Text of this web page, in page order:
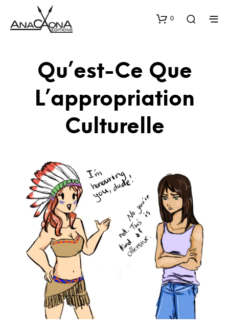
0
Qu’est-Ce Que
L’appropriation
Culturelle